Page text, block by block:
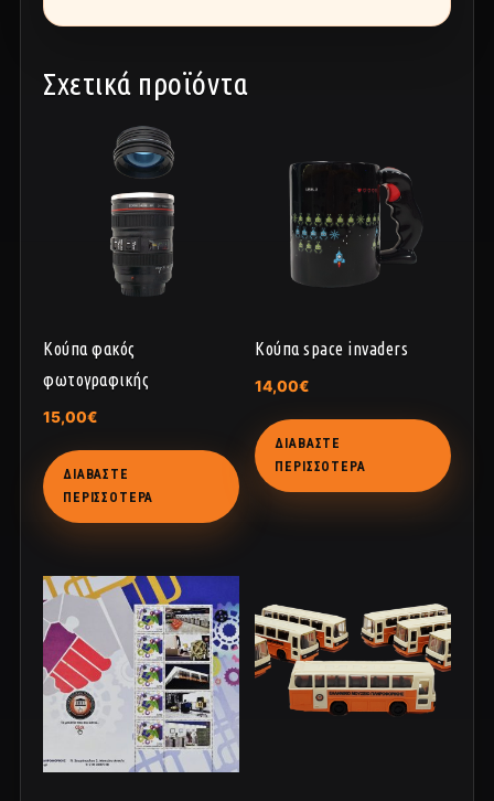
Σχετικά προϊόντα
Κούπα φακός
φωτογραφικής
15,00€
ΔΙΑΒΆΣΤΕ
ΠΕΡΙΣΣΌΤΕΡΑ
Κούπα space invaders
14,00€
ΔΙΑΒΆΣΤΕ
ΠΕΡΙΣΣΌΤΕΡΑ